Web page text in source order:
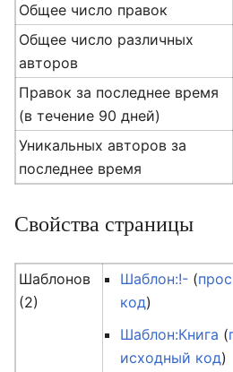
Общее число правок
Общее число различных
авторов
Правок за последнее время
(в течение 90 дней)
Уникальных авторов за
последнее время
Свойства страницы
Шаблонов
(2)
Шаблон:!- (
код)
Шаблон:Книга (
исходный код)